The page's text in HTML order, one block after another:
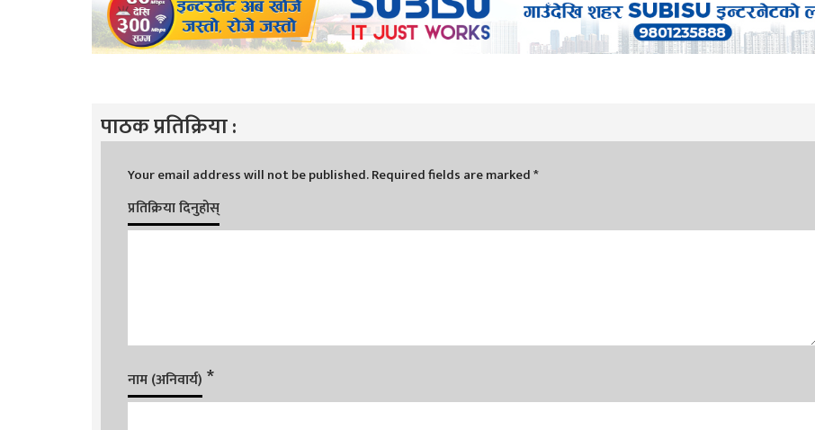
पाठक प्रतिक्रिया :
Your email address will not be published.Required fields are marked*
प्रतिक्रिया दिनुहोस्
नाम (अनिवार्य) *